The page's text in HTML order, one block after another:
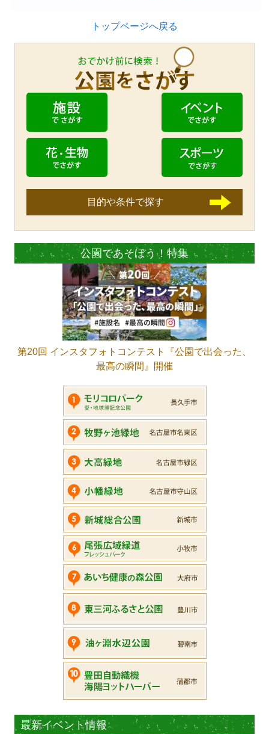
トップページへ戻る
目的や条件で探す
公園であそぼう！特集
第20回 インスタフォトコンテスト『公園で出会った、
最高の瞬間』開催
最新イベント情報